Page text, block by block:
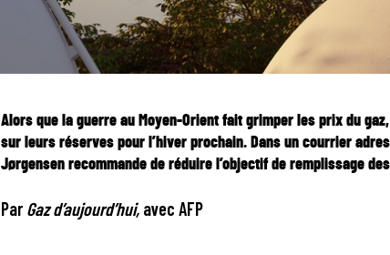
Alors que la guerre au Moyen-Orient fait grimper les prix du
sur leurs réserves pour l’hiver prochain. Dans un courrier
Jørgensen recommande de réduire l’objectif de remplissage
Par Gaz d’aujourd’hui,avec AFP